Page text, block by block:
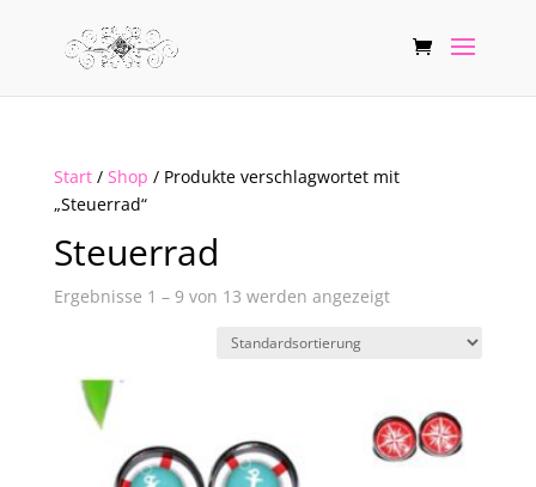
Start/ Shop / Produkte verschlagwortet mit
„Steuerrad“
Steuerrad
Ergebnisse 1 – 9 von 13 werden angezeigt